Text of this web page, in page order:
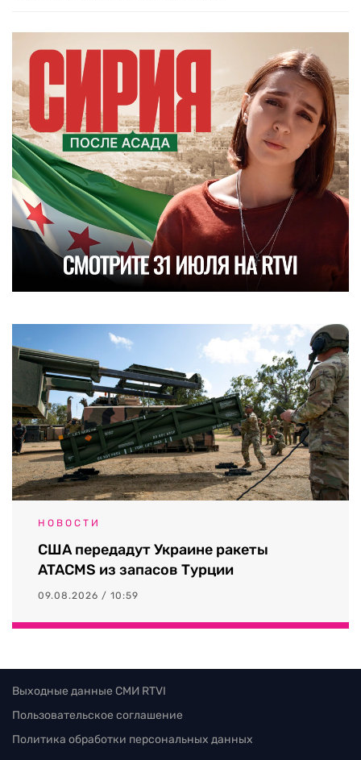
НОВОСТИ
США передадут Украине ракеты
ATACMS из запасов Турции
09.08.2026 / 10:59
Выходные данные СМИ RTVI
Пользовательское соглашение
Политика обработки персональных данных